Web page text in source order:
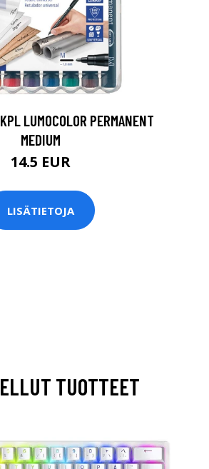
LUMOCOLOR PERMANENT
MEDIUM
14.5 EUR
LISÄTIETOJA
TUOTTEET